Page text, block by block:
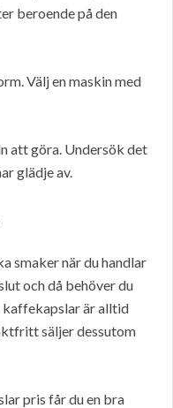
beroende på den
Välj en maskin med
att göra. Undersök det
glädje av.
smaker när du handlar
och då behöver du
kaffekapslar är alltid
säljer dessutom
pris får du en bra